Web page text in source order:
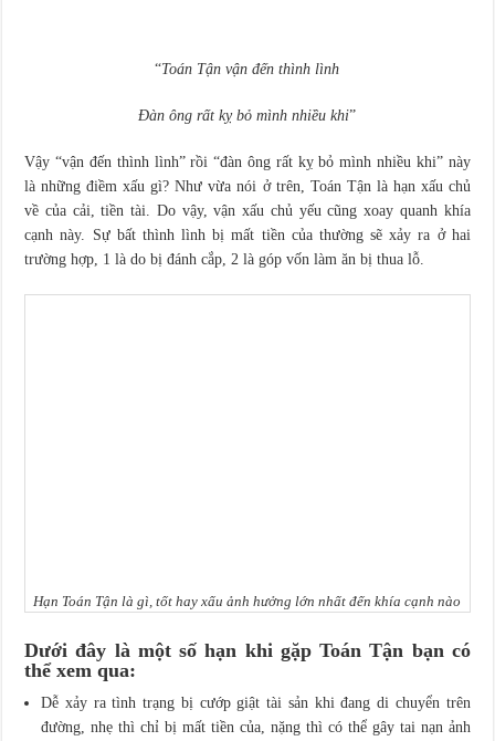
“Toán Tận vận đến thình lình
Đàn ông rất kỵ bỏ mình nhiều khi”
Vậy “vận đến thình lình” rồi “đàn ông rất kỵ bỏ mình nhiều khi” này
là những điềm xấu gì? Như vừa nói ở trên, Toán Tận là hạn xấu chủ
về của cải, tiền tài. Do vậy, vận xấu chủ yếu cũng xoay quanh khía
cạnh này. Sự bất thình lình bị mất tiền của thường sẽ xảy ra ở hai
trường hợp, 1 là do bị đánh cắp, 2 là góp vốn làm ăn bị thua lỗ.
Hạn Toán Tận là gì, tốt hay xấu ảnh hưởng lớn nhất đến khía cạnh nào
Dưới đây là một số hạn khi gặp Toán Tận bạn có
thể xem qua:
Dễ xảy ra tình trạng bị cướp giật tài sản khi đang di chuyển trên
đường, nhẹ thì chỉ bị mất tiền của, nặng thì có thể gây tai nạn ảnh